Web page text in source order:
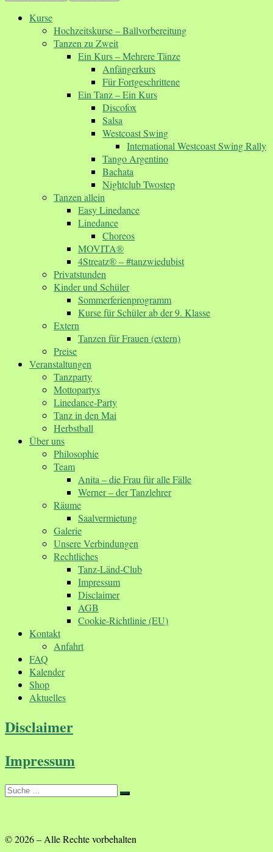
Kurse
Hochzeitskurse – Ballvorbereitung
Tanzen zu Zweit
Ein Kurs – Mehrere Tänze
Anfängerkurs
Für Fortgeschrittene
Ein Tanz – Ein Kurs
Discofox
Salsa
Westcoast Swing
International Westcoast Swing Rally
Tango Argentino
Bachata
Nightclub Twostep
Tanzen allein
Easy Linedance
Linedance
Choreos
MOVITA®
4Streatz® – #tanzwiedubist
Privatstunden
Kinder und Schüler
Sommerferienprogramm
Kurse für Schüler ab der 9. Klasse
Extern
Tanzen für Frauen (extern)
Preise
Veranstaltungen
Tanzparty
Mottopartys
Linedance-Party
Tanz in den Mai
Herbstball
Über uns
Philosophie
Team
Anita – die Frau für alle Fälle
Werner – der Tanzlehrer
Räume
Saalvermietung
Galerie
Unsere Verbindungen
Rechtliches
Tanz-Länd-Club
Impressum
Disclaimer
AGB
Cookie-Richtlinie (EU)
Kontakt
Anfahrt
FAQ
Kalender
Shop
Aktuelles
Disclaimer
Impressum
Suche
Suche
© 2026– Alle Rechte vorbehalten